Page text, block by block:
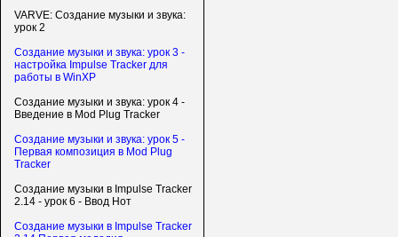
VARVE: Создание музыки и звука:
урок 2
Создание музыки и звука: урок 3 -
настройка Impulse Tracker для
работы в WinXP
Создание музыки и звука: урок 4 -
Введение в Mod Plug Tracker
Создание музыки и звука: урок 5 -
Первая композиция в Mod Plug
Tracker
Создание музыки в Impulse Tracker
2.14 - урок 6 - Ввод Нот
Создание музыки в Impulse Tracker